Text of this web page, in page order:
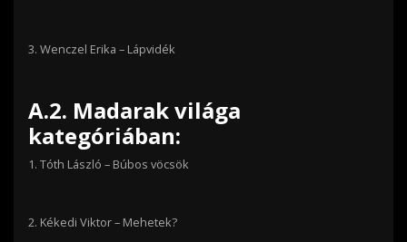
3. Wenczel Erika – Lápvidék
A.2. Madarak világa
kategóriában:
1. Tóth László – Búbos vöcsök
2. Kékedi Viktor – Mehetek?